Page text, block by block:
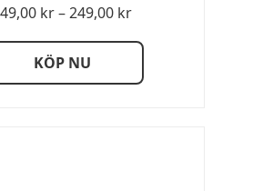
kr–249,00 krPrisintervall:
till
KÖP NU